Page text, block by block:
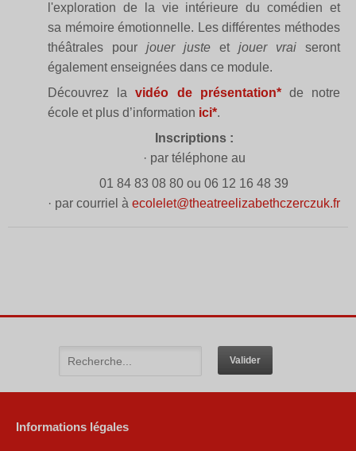
l'exploration de la vie intérieure du comédien et
sa mémoire émotionnelle. Les différentes méthodes
théâtrales pour jouer juste et jouer vrai seront
également enseignées dans ce module.
Découvrez lavidéo de présentation*de notre
école et plus d’information ici*.
Inscriptions :
· par téléphone au
01 84 83 08 80 ou 06 12 16 48 39
· par courriel à ecolelet@theatreelizabethczerczuk.fr
Informations légales